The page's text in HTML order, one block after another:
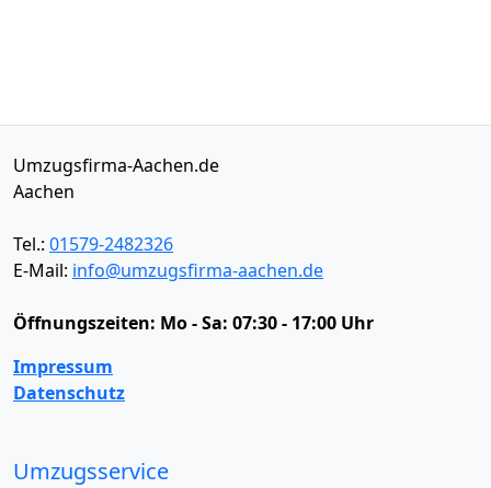
Umzugsfirma-Aachen.de
Aachen
Tel.: 01579-2482326
E-Mail: info@umzugsfirma-aachen.de
Öffnungszeiten: Mo - Sa: 07:30 - 17:00 Uhr
Impressum
Datenschutz
Umzugsservice